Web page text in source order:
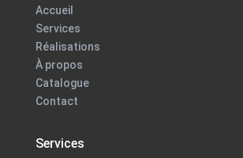
Accueil
Services
Réalisations
À propos
Catalogue
Contact
Services